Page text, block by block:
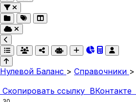
Нулевой Баланс > Справочники >
Скопировать ссылку ВКонтакте